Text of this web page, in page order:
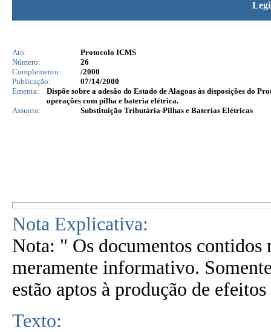
Ato:
Protocolo ICMS
Número:
26
Complemento:
/2000
Publicação:
07/14/2000
Ementa:
Dispõe sobre a adesão do Estado de Alagoas às disposições do
operações com pilha e bateria elétrica.
Assunto:
Substituição Tributária-Pilhas e Baterias Elétricas
Nota Explicativa:
Nota: " Os documentos contidos
meramente informativo.
estão aptos à produção de
Texto: